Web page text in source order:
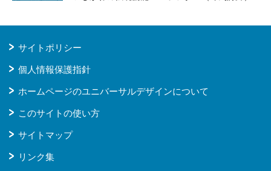
サイトポリシー
個人情報保護指針
ホームページのユニバーサルデザインについて
このサイトの使い方
サイトマップ
リンク集